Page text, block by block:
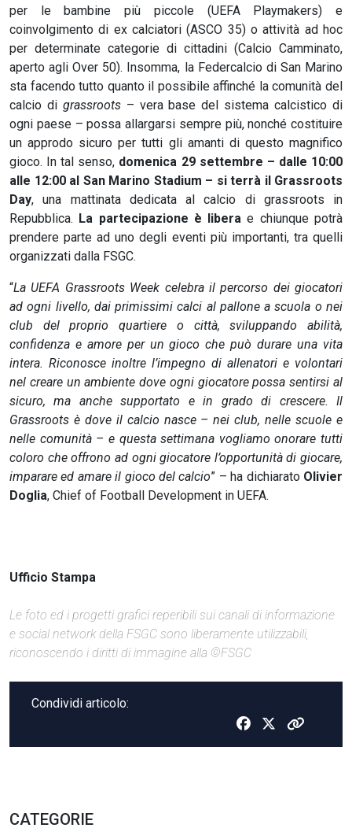
per le bambine più piccole (UEFA Playmakers) e
coinvolgimento di ex calciatori (ASCO 35) o attività ad hoc
per determinate categorie di cittadini (Calcio Camminato,
aperto agli Over 50). Insomma, la Federcalcio di San Marino
sta facendo tutto quanto il possibile affinché la comunità del
calcio di grassroots– vera base del sistema calcistico di
ogni paese – possa allargarsi sempre più, nonché costituire
un approdo sicuro per tutti gli amanti di questo magnifico
gioco. In tal senso, domenica 29 settembre – dalle 10:00
alle 12:00 al San Marino Stadium – si terrà il Grassroots
Day, una mattinata dedicata al calcio di grassroots in
Repubblica. La partecipazione è libera e chiunque potrà
prendere parte ad uno degli eventi più importanti, tra quelli
organizzati dalla FSGC.
“La UEFA Grassroots Week celebra il percorso dei giocatori
ad ogni livello, dai primissimi calci al pallone a scuola o nei
club del proprio quartiere o città, sviluppando abilità,
confidenza e amore per un gioco che può durare una vita
intera. Riconosce inoltre l’impegno di allenatori e volontari
nel creare un ambiente dove ogni giocatore possa sentirsi al
sicuro, ma anche supportato e in grado di crescere. Il
Grassroots è dove il calcio nasce – nei club, nelle scuole e
nelle comunità – e questa settimana vogliamo onorare tutti
coloro che offrono ad ogni giocatore l’opportunità di giocare,
imparare ed amare il gioco del calcio” – ha dichiarato Olivier
Doglia, Chief of Football Development in UEFA.
Ufficio Stampa
Le foto ed i progetti grafici reperibili sui canali di informazione
e social network della FSGC sono liberamente utilizzabili,
riconoscendo i diritti di immagine alla ©FSGC
Condividi articolo:
CATEGORIE